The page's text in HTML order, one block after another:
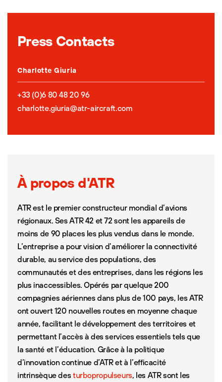
Press Contacts
Charlotte Giuria
+33 (0)6 80 48 20 96
charlotte.giuria@atr-aircraft.com
À propos d'ATR
ATR est le premier constructeur mondial d’avions
régionaux. Ses ATR 42 et 72 sont les appareils de
moins de 90 places les plus vendus dans le monde.
L’entreprise a pour vision d’améliorer la connectivité
durable, au service des populations, des
communautés et des entreprises, dans les régions les
plus inaccessibles. Opérés par quelque 200
compagnies aériennes dans plus de 100 pays, les ATR
ont ouvert 120 nouvelles routes en moyenne chaque
année, facilitant le développement des territoires et
permettant l’accès à des services essentiels tels que
la santé et l’éducation. Grâce à la politique
d’innovation continue d’ATR et à l’efficacité
intrinsèque des turbopropulseurs, les ATR sont les